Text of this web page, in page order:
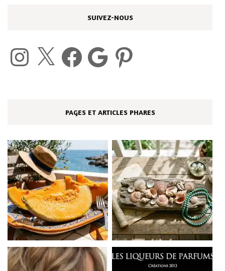
SUIVEZ-NOUS
Instagram Facebook Google Pinterest
PAGES ET ARTICLES PHARES